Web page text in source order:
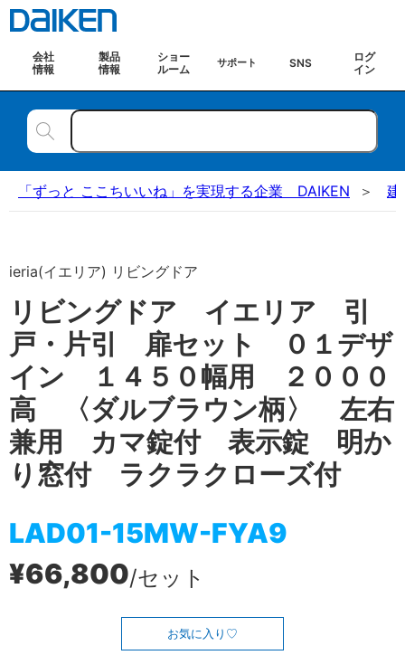
会社
情報
製品
情報
ショー
ルーム
サポート SNS
ログ
イン
「ずっと ここちいいね」を実現する企業 DAIKEN 建
ieria(イエリア) リビングドア
リビングドア イエリア 引
戸・片引 扉セット ０１デザ
イン １４５０幅用 ２０００
高 〈ダルブラウン柄〉 左右
兼用 カマ錠付 表示錠 明か
り窓付 ラクラクローズ付
LAD01-15MW-FYA9
¥66,800/セット
お気に入り